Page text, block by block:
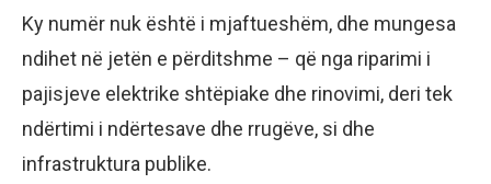
Ky numër nuk është i mjaftueshëm, dhe mungesa
ndihet në jetën e përditshme – që nga riparimi i
pajisjeve elektrike shtëpiake dhe rinovimi, deri tek
ndërtimi i ndërtesave dhe rrugëve, si dhe
infrastruktura publike.